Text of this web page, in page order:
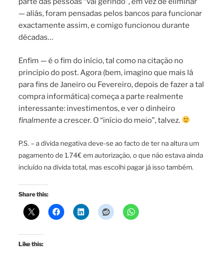
— aliás, foram pensadas pelos bancos para funcionar
exactamente assim, e comigo funcionou durante
décadas…
Enfim — é o fim do início, tal como na citação no
princípio do post. Agora (bem, imagino que mais lá
para fins de Janeiro ou Fevereiro, depois de fazer a tal
compra informática) começa a parte realmente
interessante: investimentos, e ver o dinheiro
finalmentea crescer. O “início do meio”, talvez.
P.S. – a dívida negativa deve-se ao facto de ter na altura um
pagamento de 1.74€ em autorização, o que não estava ainda
incluído na dívida total, mas escolhi pagar já isso também.
Share this:
Like this: